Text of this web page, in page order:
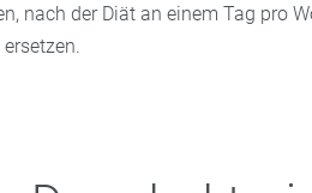
nach der Diät an einem Tag pro